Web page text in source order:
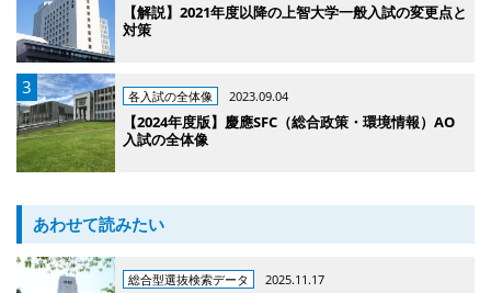
【解説】2021年度以降の上智大学一般入試の変更点と
対策
各入試の全体像 2023.09.04
【2024年度版】慶應SFC（総合政策・環境情報）AO
入試の全体像
あわせて読みたい
総合型選抜検索データ 2025.11.17